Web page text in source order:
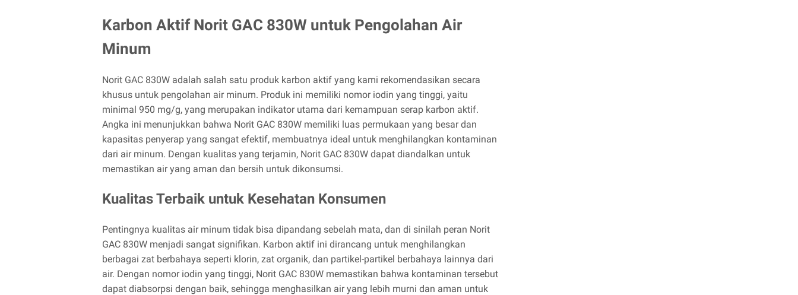
Karbon Aktif Norit GAC 830W untuk Pengolahan Air
Minum
Norit GAC 830W adalah salah satu produk karbon aktif yang kami rekomendasikan secara
khusus untuk pengolahan air minum. Produk ini memiliki nomor iodin yang tinggi, yaitu
minimal 950 mg/g, yang merupakan indikator utama dari kemampuan serap karbon aktif.
Angka ini menunjukkan bahwa Norit GAC 830W memiliki luas permukaan yang besar dan
kapasitas penyerap yang sangat efektif, membuatnya ideal untuk menghilangkan kontaminan
dari air minum. Dengan kualitas yang terjamin, Norit GAC 830W dapat diandalkan untuk
memastikan air yang aman dan bersih untuk dikonsumsi.
Kualitas Terbaik untuk Kesehatan Konsumen
Pentingnya kualitas air minum tidak bisa dipandang sebelah mata, dan di sinilah peran Norit
GAC 830W menjadi sangat signifikan. Karbon aktif ini dirancang untuk menghilangkan
berbagai zat berbahaya seperti klorin, zat organik, dan partikel-partikel berbahaya lainnya dari
air. Dengan nomor iodin yang tinggi, Norit GAC 830W memastikan bahwa kontaminan tersebut
dapat diabsorpsi dengan baik, sehingga menghasilkan air yang lebih murni dan aman untuk